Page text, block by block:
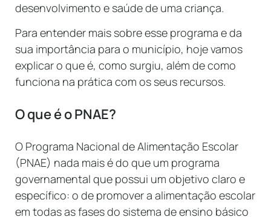
desenvolvimento e saúde de uma criança.
Para entender mais sobre esse programa e da
sua importância para o município, hoje vamos
explicar o que é, como surgiu, além de como
funciona na prática com os seus recursos.
O que é o PNAE?
O Programa Nacional de Alimentação Escolar
(PNAE) nada mais é do que um programa
governamental que possui um objetivo claro e
específico: o de promover a alimentação escolar
em todas as fases do sistema de ensino básico